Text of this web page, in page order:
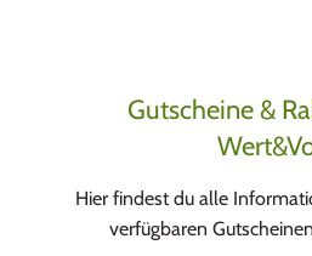
Gutscheine &
Hier findest du alle
verfügbaren